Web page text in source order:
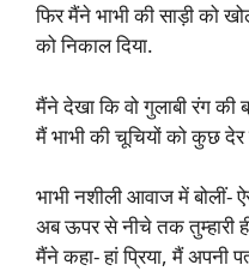
फिर मैंने भाभी की साड़ी को
को निकाल दिया.
मैंने देखा कि वो गुलाबी रंग की
मैं भाभी की चूचियों को कुछ
भाभी नशीली आवाज में बोलीं-
अब ऊपर से नीचे तक तुम्हारी
मैंने कहा- हां प्रिया, मैं अपनी